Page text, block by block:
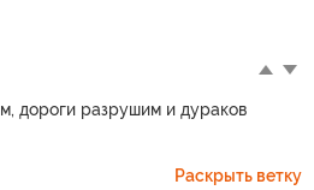
дороги разрушим и дураков
Раскрыть ветку